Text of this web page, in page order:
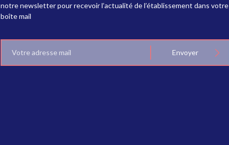
notre newsletter pour recevoir l’actualité de l’établissement dans votre
boîte mail
mail
Envoyer